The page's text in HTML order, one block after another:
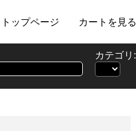
トップページ カートを見る
カテゴリ: